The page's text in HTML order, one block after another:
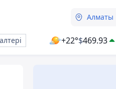
Алматы
+22°$469.93